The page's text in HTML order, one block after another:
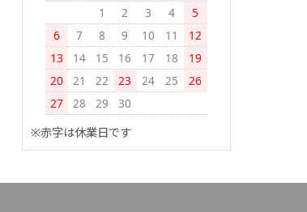
1
2 3 4
5
6
7 8 9 10 11
12
13
14 15 16 17 18
19
20
21 22 23 24 25
26
27
28 29
30
※赤字は休業日です